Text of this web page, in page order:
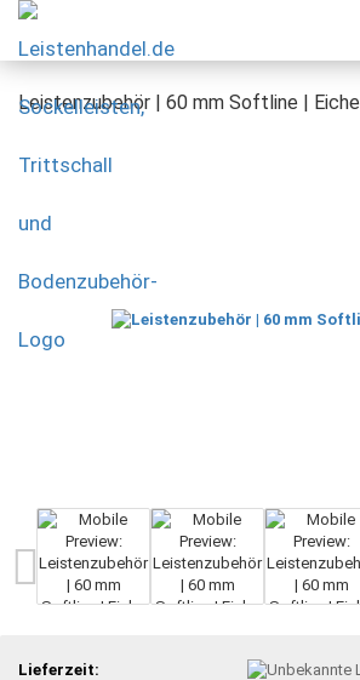
Leistenzubehör | 60 mm Softline | Eiche
Lieferzeit: